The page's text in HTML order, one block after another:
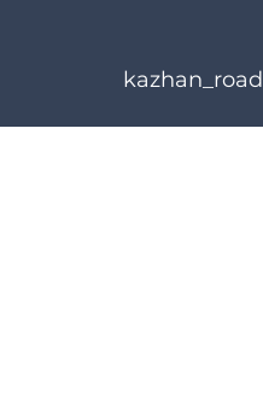
kazhan_road